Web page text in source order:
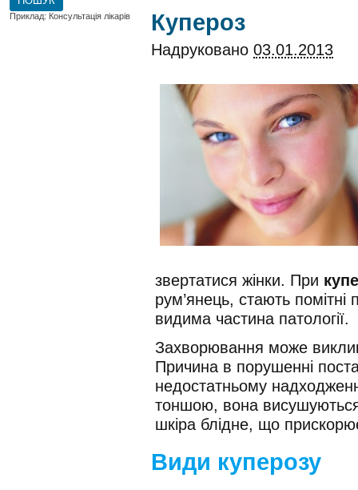
Приклад: Консультація лікарів Купероз
Надруковано 03.01.2013
звертатися жінки. При
рум’янець, стають помітні
видима частина патології.
Захворювання може
Причина в порушенні
недостатньому
тоншою, вона
шкіра блідне, що
Види куперозу